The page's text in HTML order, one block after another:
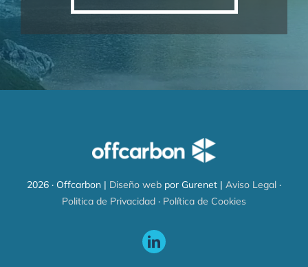
2026 · Offcarbon | Diseño web por Gurenet | Aviso Legal ·
Politica de Privacidad · Política de Cookies